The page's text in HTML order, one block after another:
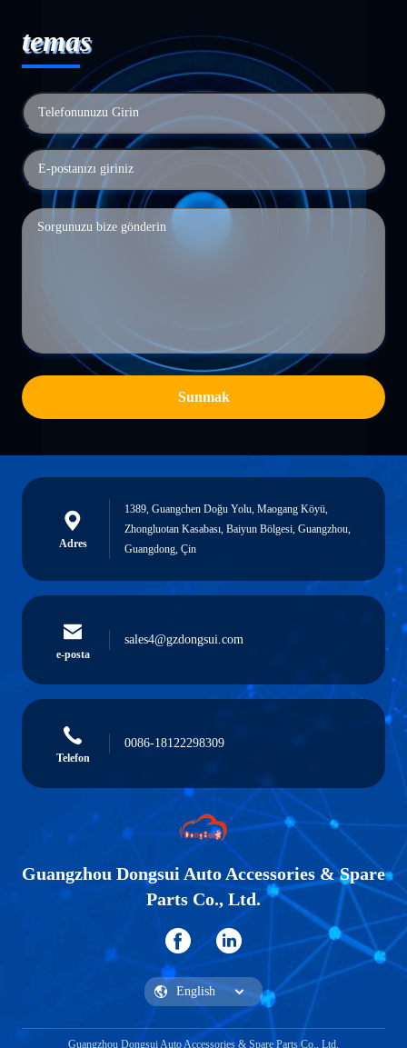
temas
Sunmak
Adres
1389, Guangchen Doğu Yolu, Maogang Köyü,
Zhongluotan Kasabası, Baiyun Bölgesi, Guangzhou,
Guangdong, Çin
e-posta
sales4@gzdongsui.com
Telefon
0086-18122298309
Guangzhou Dongsui Auto Accessories & Spare
Parts Co., Ltd.
Guangzhou Dongsui Auto Accessories & Spare Parts Co., Ltd.